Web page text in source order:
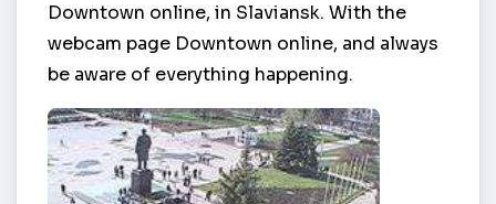
Downtown online, in Slaviansk. With the
webcam page Downtown online, and always
be aware of everything happening.